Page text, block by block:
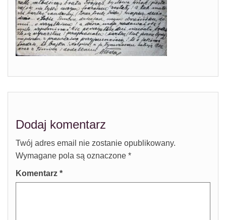
Dodaj komentarz
Twój adres email nie zostanie opublikowany.
Wymagane pola są oznaczone *
Komentarz *